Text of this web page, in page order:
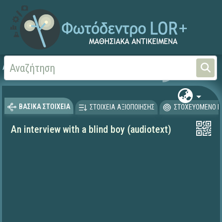
Αρχική Ξένες Γλώσσες -
ΒΑΣΙΚΑ ΣΤΟΙΧΕΙΑ ΣΤΟΙΧΕΙΑ ΑΞΙΟΠΟΙΗΣΗΣ ΣΤΟΧΕΥΟΜΕΝΟ
An interview with a blind boy (audiotext)